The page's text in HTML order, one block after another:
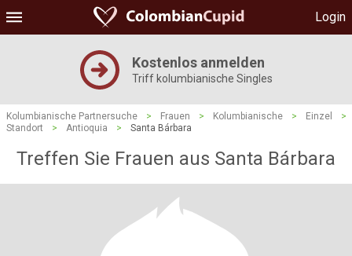
Login
Kostenlos anmelden
Triff kolumbianische Singles
Kolumbianische Partnersuche > Frauen > Kolumbianische > Einzel
>
Standort
> Antioquia > Santa Bárbara
Treffen Sie Frauen aus Santa Bárbara